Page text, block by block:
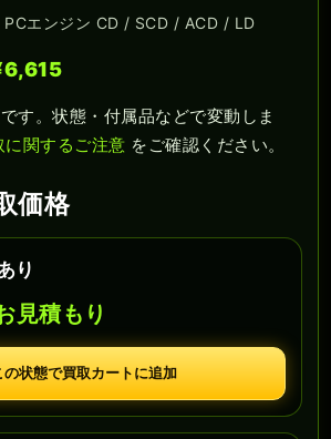
PCエンジン CD / SCD / ACD / LD
す。状態・付属品などで変動しま
に関するご注意 をご確認ください。
価格
り
見積もり
の状態で買取カートに追加